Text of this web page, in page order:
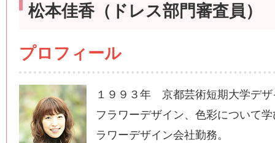
松本佳香（ドレス部門審査員）
プロフィール
１９９３年 京都芸術短期大学デザ
フラワーデザイン、色彩について
ラワーデザイン会社勤務。